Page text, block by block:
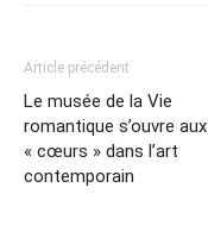
Article précédent
Le musée de la Vie
romantique s’ouvre aux
« cœurs » dans l’art
contemporain